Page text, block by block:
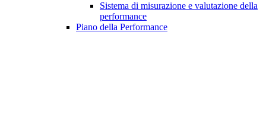
Sistema di misurazione e valutazione della
performance
Piano della Performance